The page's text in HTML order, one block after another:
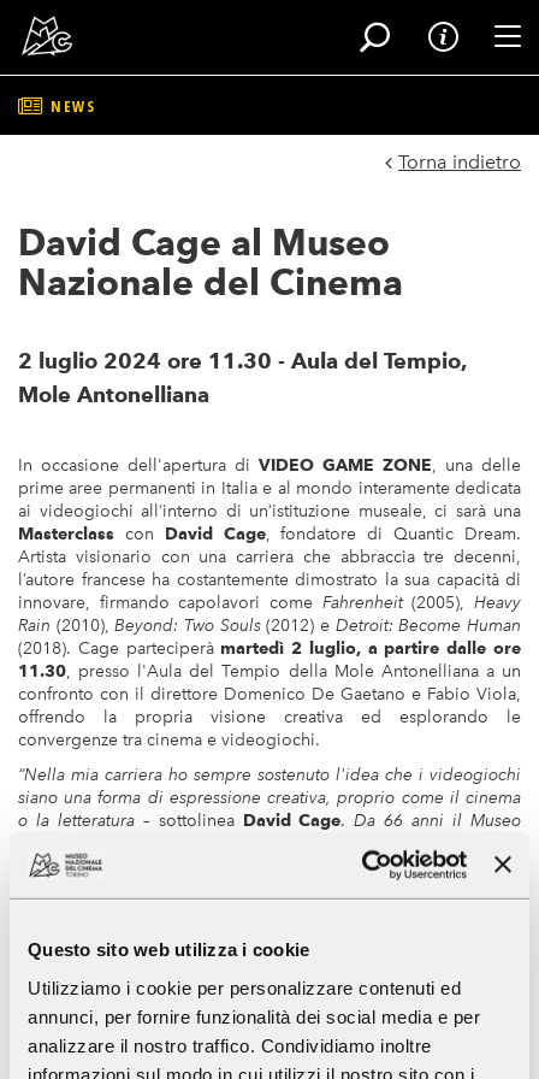
Questo sito web utilizza i cookie
Utilizziamo i cookie per personalizzare contenuti ed
annunci, per fornire funzionalità dei social media e per
analizzare il nostro traffico. Condividiamo inoltre
informazioni sul modo in cui utilizzi il nostro sito con i
Salta
NEWS
Torna indietro
David Cage al Museo
Nazionale del Cinema
2 luglio 2024 ore 11.30 - Aula del Tempio,
Mole Antonelliana
In occasione dell'apertura di VIDEO GAME ZONE, una delle
prime aree permanenti in Italia e al mondo interamente dedicata
ai videogiochi all’interno di un’istituzione museale, ci sarà una
Masterclass con David Cage, fondatore di Quantic Dream.
Artista visionario con una carriera che abbraccia tre decenni,
l’autore francese ha costantemente dimostrato la sua capacità di
innovare, firmando capolavori come Fahrenheit(2005),Heavy
Rain (2010),Beyond: Two Souls(2012) e Detroit: Become Human
(2018). Cage parteciperà martedì 2 luglio, a partire dalle ore
11.30, presso l'Aula del Tempio della Mole Antonelliana a un
confronto con il direttore Domenico De Gaetano e Fabio Viola,
offrendo la propria visione creativa ed esplorando le
convergenze tra cinema e videogiochi.
“Nella mia carriera ho sempre sostenuto l'idea che i videogiochi
siano una forma di espressione creativa, proprio come il cinema
o la letteratura – sottolinea David Cage. Da 66 anni il Museo
sulla società e l’apertura di uno spazio permanente dedicato ai
l’apertura della mostra con una Masterclass. Sarà l'occasione per
discutere di come i videogiochi e il cinema si influenzano a
vicenda per spingere i confini della narrazione”.
Alla fine della Masterclass, David Cage riceverà ilpremio Stella